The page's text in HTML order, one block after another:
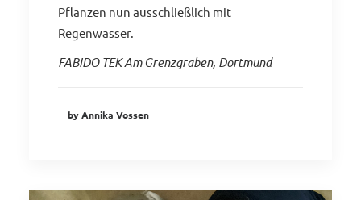
Pflanzen nun ausschließlich mit
Regenwasser.
FABIDO TEK Am Grenzgraben, Dortmund
by Annika Vossen